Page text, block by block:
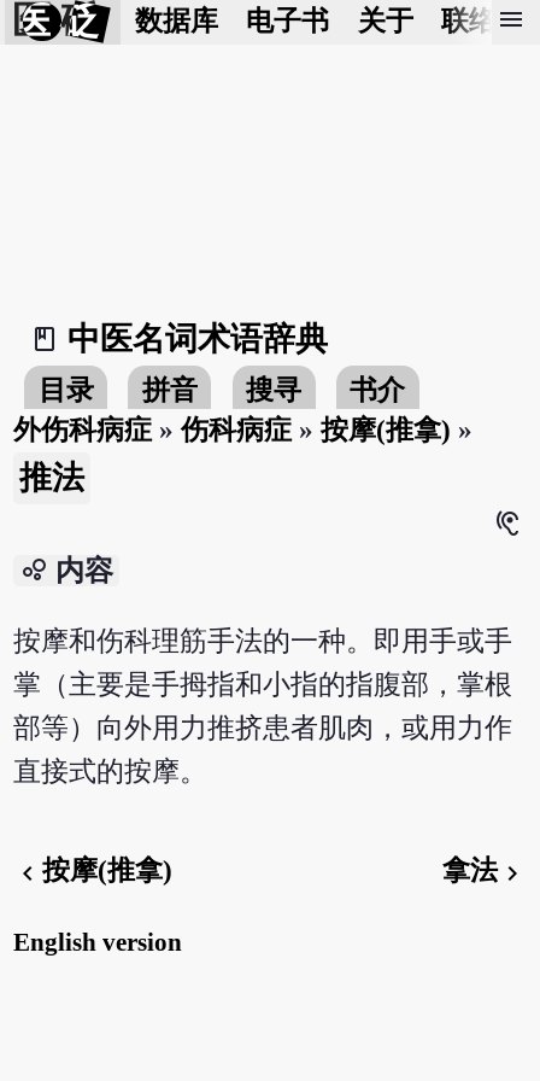
医 砭 数据库 电子书 关于 联络我
menu
book_2
中医名词术语辞典
目录 拼音 搜寻
书介
外伤科病症 »伤科病症 »按摩(推拿) »
推法
hearing
bubble_chart 内容
按摩和伤科理筋手法的一种。即用手或手
掌（主要是手拇指和小指的指腹部，掌根
部等）向外用力推挤患者肌肉，或用力作
直接式的按摩。
chevron_left按摩(推拿) 拿法chevron_right
English version